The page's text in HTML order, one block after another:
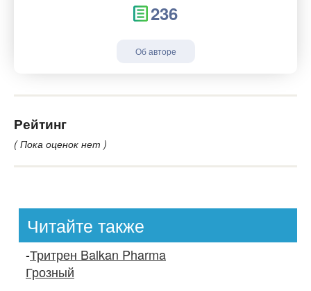
236
Об авторе
Рейтинг
( Пока оценок нет )
Читайте также
-Тритрен Balkan Pharma
Грозный